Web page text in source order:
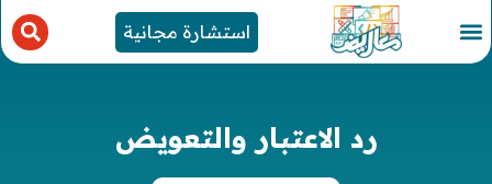
استشارة مجانية
رد الاعتبار والتعويض